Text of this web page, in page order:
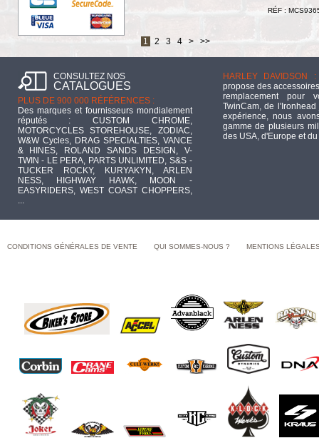
RÉF :
1 2 3 4 > >>
CONSULTEZ NOS
CATALOGUES
PLUS DE 900 000 RÉFÉRENCES :
Des marques et fournisseurs mondialement
réputés : CUSTOM CHROME,
MOTORCYCLES STOREHOUSE, ZODIAC,
W&W Cycles, DRAG SPECIALTIES, VANCE
& HINES, ROLAND SANDS DESIGN, V-
TWIN - LE PERA, PARTS UNLIMITED, S&S -
TUCKER ROCKY, KURYAKYN, ARLEN
NESS, HIGHWAY HAWK, MOON -
EASYRIDERS, WEST COAST CHOPPERS,
...
HARLEY DAVIDSON :
propose des
remplacement pour
TwinCam, de
expérience, nous
gamme de plusieurs
des USA, d'Europe et
CONDITIONS GÉNÉRALES DE VENTE QUI SOMMES-NOUS ? MENTIONS